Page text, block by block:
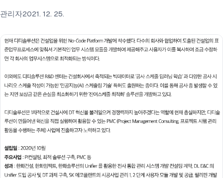
관리자2021. 12. 25.